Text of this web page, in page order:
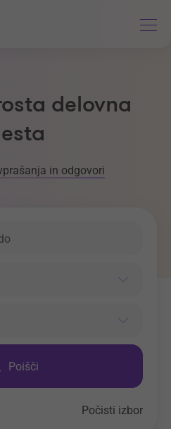
delovna
in odgovori
Poišči
Počisti izbor